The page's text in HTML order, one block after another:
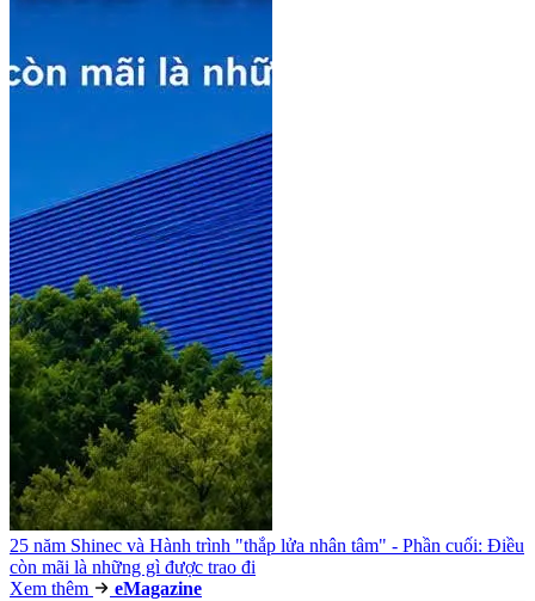
25 năm Shinec và Hành trình "thắp lửa nhân tâm" - Phần cuối: Điều
còn mãi là những gì được trao đi
Xem thêm
eMagazine